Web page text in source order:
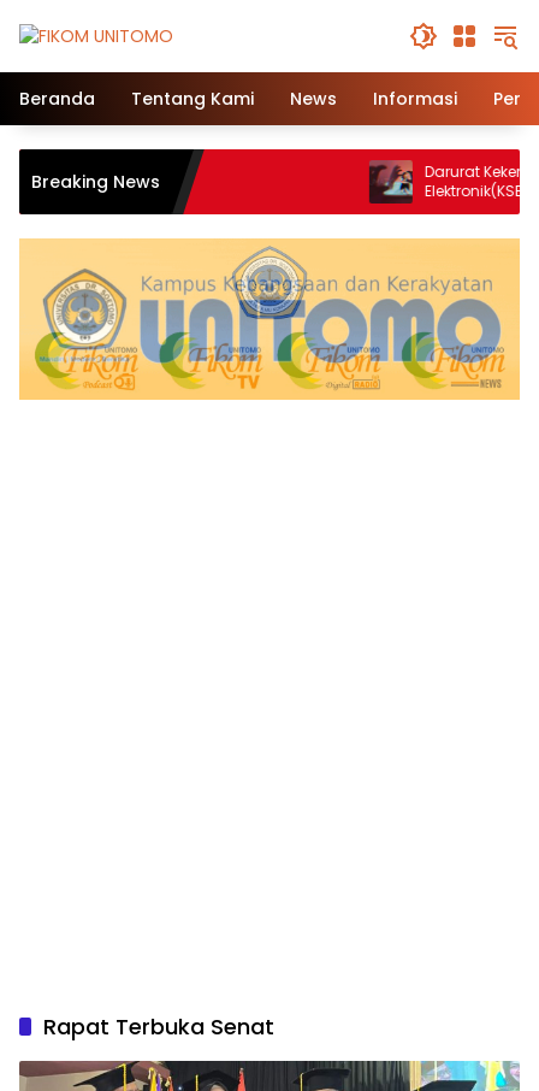
Beranda Tentang Kami News Informasi
Breaking News
Darurat Kekerasan
Elektronik(KSBE) di
Ungkap Krisis
Rapat Terbuka Senat